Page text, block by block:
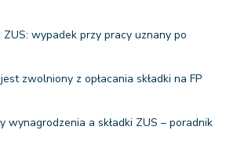
wypadek przy pracy uznany po
zwolniony z opłacania składki na FP
wynagrodzenia a składki ZUS – poradnik